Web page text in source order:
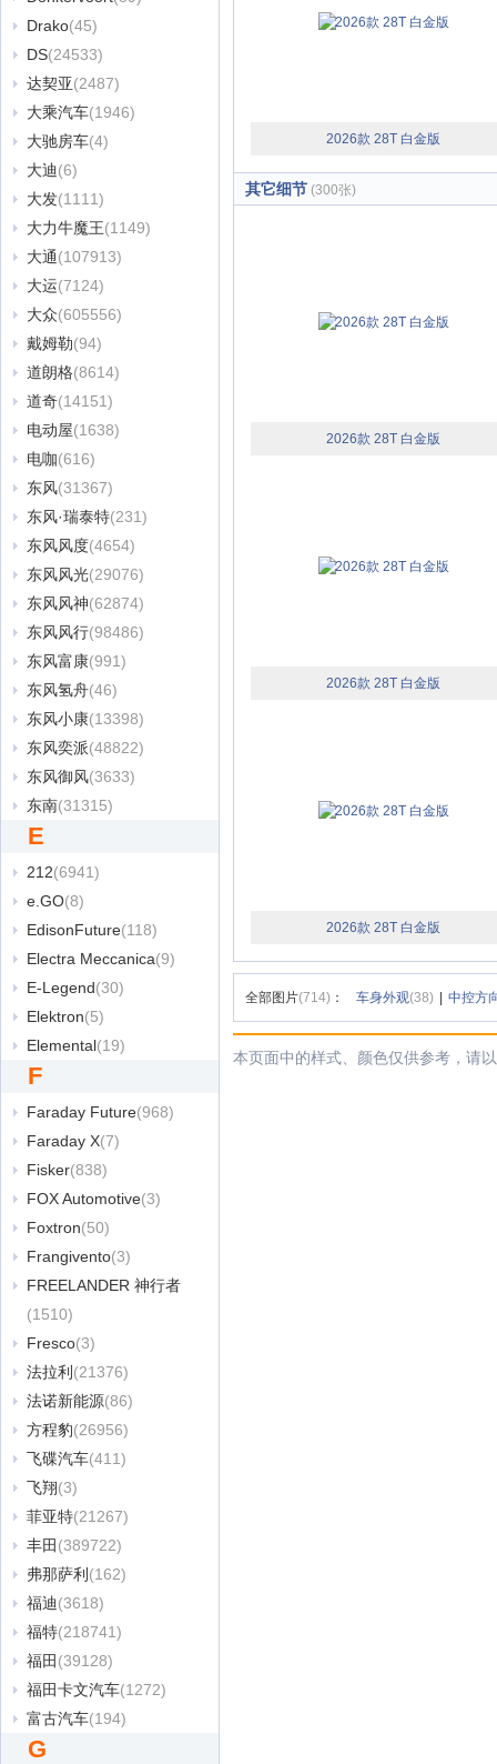
Drako(45)
DS(24533)
达契亚(2487)
大乘汽车(1946)
大驰房车(4)
大迪(6)
大发(1111)
大力牛魔王(1149)
大通(107913)
大运(7124)
大众(605556)
戴姆勒(94)
道朗格(8614)
道奇(14151)
电动屋(1638)
电咖(616)
东风(31367)
东风·瑞泰特(231)
东风风度(4654)
东风风光(29076)
东风风神(62874)
东风风行(98486)
东风富康(991)
东风氢舟(46)
东风小康(13398)
东风奕派(48822)
东风御风(3633)
东南(31315)
E
212(6941)
e.GO(8)
EdisonFuture(118)
Electra Meccanica(9)
E-Legend(30)
Elektron(5)
Elemental(19)
F
Faraday Future(968)
Faraday X(7)
Fisker(838)
FOX Automotive(3)
Foxtron(50)
Frangivento(3)
FREELANDER 神行者
(1510)
Fresco(3)
法拉利 (21376)
法诺新能源(86)
方程豹(26956)
飞碟汽车(411)
飞翔(3)
菲亚特(21267)
丰田 (389722)
弗那萨利 (162)
福迪(3618)
福特(218741)
福田 (39128)
福田卡文汽车(1272)
富古汽车(194)
G
2026款 28T 白金版
其它细节 (300张)
2026款 28T 白金版
2026款 28T 白金版
2026款 28T 白金版
全部图片(714) ： 车身外观(38) 中控方
本页面中的样式、颜色仅供参考，请